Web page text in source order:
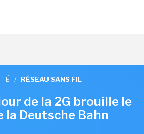
/ RÉSEAU SANS FIL
de la 2G brouille le
la Deutsche Bahn